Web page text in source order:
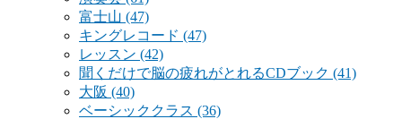
富士山 (47)
キングレコード (47)
レッスン (42)
聞くだけで脳の疲れがとれるCDブック (41)
大阪 (40)
ベーシッククラス (36)